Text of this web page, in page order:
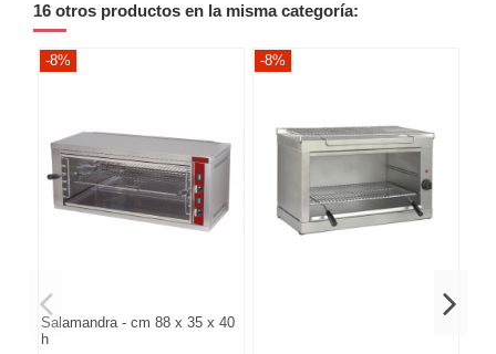
16 otros productos en la misma categoría:
-8%
Salamandra - cm 88 x 35 x 40
h
-8%